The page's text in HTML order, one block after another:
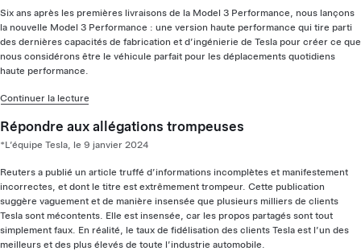
Six ans après les premières livraisons de la Model 3 Performance, nous lançons
la nouvelle Model 3 Performance : une version haute performance qui tire parti
des dernières capacités de fabrication et d’ingénierie de Tesla pour créer ce que
nous considérons être le véhicule parfait pour les déplacements quotidiens
haute performance.
Continuer la lecture
Répondre aux allégations trompeuses
*L’équipe Tesla, le 9 janvier 2024
Reuters a publié un article truffé d’informations incomplètes et manifestement
incorrectes, et dont le titre est extrêmement trompeur. Cette publication
suggère vaguement et de manière insensée que plusieurs milliers de clients
Tesla sont mécontents. Elle est insensée, car les propos partagés sont tout
simplement faux. En réalité, le taux de fidélisation des clients Tesla est l’un des
meilleurs et des plus élevés de toute l’industrie automobile.